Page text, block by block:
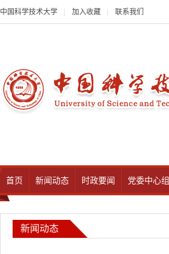
中国科学技术大学 加入收藏 联系我们
首页 新闻动态 时政要闻 党委中心组
新闻动态